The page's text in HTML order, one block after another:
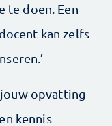
te doen. Een
kan zelfs
jouw opvatting
kennis